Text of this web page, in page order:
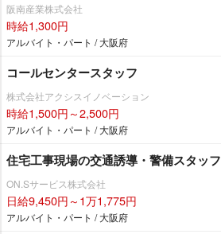
阪南産業株式会社
時給1,300円
アルバイト・パート / 大阪府
コールセンタースタッフ
株式会社アクシスイノベーション
時給1,500円～2,500円
アルバイト・パート / 大阪府
住宅工事現場の交通誘導・警備スタッフ
ON.Sサービス株式会社
日給9,450円～1万1,775円
アルバイト・パート / 大阪府